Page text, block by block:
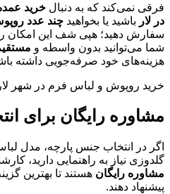
فرقی نمی‌کند که به دنبال خرید
در لار باشید یا بخواهید چند عدد
سفارش دهید؛ هپی شف این امکان
شما می‌توانید بدون واسطه و
هزینه‌های خود صرفه‌جویی داشته
خرید روپوش و لباس فرم در شهر لار
مشاوره رایگان برای
اگر در انتخاب جنس پارچه، مدل
گلدوزی نیاز به راهنمایی دارید،
مشاوره رایگان هستند تا بهترین
پیشنهاد دهند.